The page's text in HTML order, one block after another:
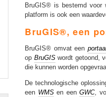
BruGIS® is bestemd voor
platform is ook een
BruGIS®, een
BruGIS® omvat een
op BruGISwordt getoond,
die kunnen worden
De technologische
een WMSen eenGWC,